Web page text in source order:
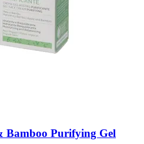
Bamboo Purifying Gel